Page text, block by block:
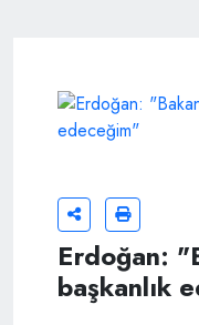
Erdoğan:
başkanlık